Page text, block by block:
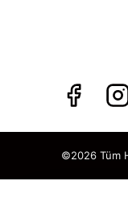
©2026 Tüm